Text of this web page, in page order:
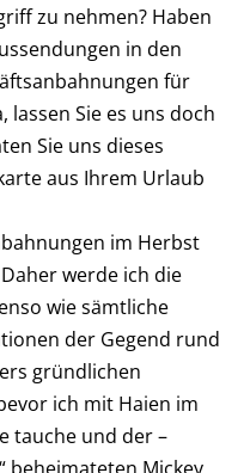
zu nehmen? Haben
in den
für
lassen Sie es uns doch
Sie uns dieses
aus Ihrem Urlaub
im Herbst
werde ich die
wie sämtliche
der Gegend rund
gründlichen
ich mit Haien im
tauche und der –